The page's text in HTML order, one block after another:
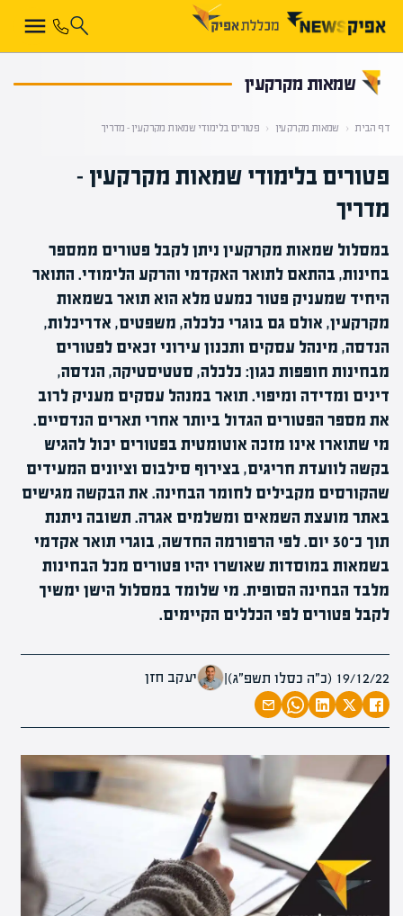
שמאות מקרקעין
דף הבית ‹ שמאות מקרקעין ‹ פטורים בלימודי שמאות מקרקעין – מדריך
פטורים בלימודי שמאות מקרקעין –
מדריך
במסלול שמאות מקרקעין ניתן לקבל פטורים ממספר
בחינות, בהתאם לתואר האקדמי והרקע הלימודי. התואר
היחיד שמעניק פטור כמעט מלא הוא תואר בשמאות
מקרקעין, אולם גם בוגרי כלכלה, משפטים, אדריכלות,
הנדסה, מינהל עסקים ותכנון עירוני זכאים לפטורים
מבחינות חופפות כגון: כלכלה, סטטיסטיקה, הנדסה,
דינים ומדידה ומיפוי. תואר במנהל עסקים מעניק לרוב
את מספר הפטורים הגדול ביותר אחרי תארים הנדסיים.
מי שתוארו אינו מזכה אוטומטית בפטורים יכול להגיש
בקשה לוועדת חריגים, בצירוף סילבוס וציונים המעידים
שהקורסים מקבילים לחומר הבחינה. את הבקשה מגישים
באתר מועצת השמאים ומשלמים אגרה. תשובה ניתנת
תוך כ־30 יום. לפי הרפורמה החדשה, בוגרי תואר אקדמי
בשמאות במוסדות שאושרו יהיו פטורים מכל הבחינות
מלבד הבחינה הסופית. מי שלומד במסלול הישן ימשיך
לקבל פטורים לפי הכללים הקיימים.
19/12/22 (כ״ה כסלו תשפ״ג) | יעקב חזן